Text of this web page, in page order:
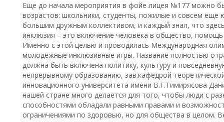
Еще до начала мероприятия в фойе лицея №177 можно
возрастов: школьники, студенты, пожилые и совсем еще
большим дружным коллективом, и каждый знал, что
инклюзия – это включение человека в общество,
Именно с этой целью и проводилась Международная
молодежные инклюзивные игры. Название полностью
должна быть включена политику, культуру и
непрерывному образованию, зав.кафедрой
инновационного университета имени В.Г.Тимирясова
нашей стране много делается для того, чтобы люди с
способностями обладали равными правами и
ограничениями по здоровью, но для общества в целом.